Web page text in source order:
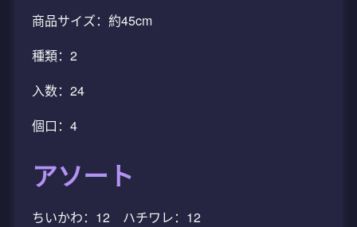
商品サイズ：約45cm
種類：2
入数：24
個口：4
アソート
ちいかわ：12 ハチワレ：12